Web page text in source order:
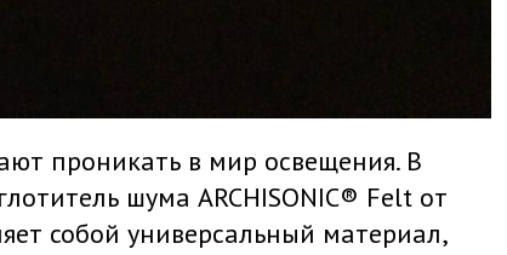
проникать в мир освещения. В
шума ARCHISONIC® Felt от
собой универсальный материал,